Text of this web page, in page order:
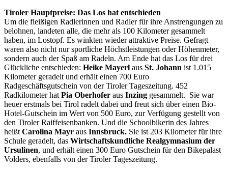
Tiroler Hauptpreise: Das Los hat entschieden
Um die fleißigen Radlerinnen und Radler für ihre Anstrengungen zu
belohnen, landeten alle, die mehr als 100 Kilometer gesammelt
haben, im Lostopf. Es winkten wieder attraktive Preise. Gefragt
waren also nicht nur sportliche Höchstleistungen oder Höhenmeter,
sondern auch der Spaß am Radeln. Am Ende hat das Los für drei
Glückliche entschieden: Heike Mayerl aus St. Johann ist 1.015
Kilometer geradelt und erhält einen 700 Euro
Radgeschäftsgutschein von der Tiroler Tageszeitung. 452
Radkilometer hat Pia Oberhofer aus Inzing gesammelt. Sie war
heuer erstmals bei Tirol radelt dabei und freut sich über einen Bio-
Hotel-Gutschein im Wert von 500 Euro, zur Verfügung gestellt von
den Tiroler Raiffeisenbanken. Und die Schoolbikerin des Jahres
heißt Carolina Mayr aus Innsbruck. Sie ist 203 Kilometer für ihre
Schule geradelt, das Wirtschaftskundliche Realgymnasium der
Ursulinen, und erhält einen 300 Euro Gutschein für den Bikepalast
Volders, ebenfalls von der Tiroler Tageszeitung.